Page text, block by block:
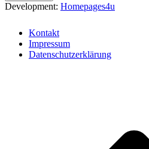
Development: Homepages4u
Kontakt
Impressum
Datenschutzerklärung